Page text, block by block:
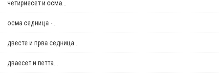
четириесет и осма...
осма седница -...
двестe и прва седница...
дваесет и петта...